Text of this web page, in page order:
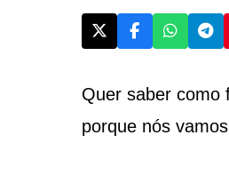
Quer saber como
porque nós